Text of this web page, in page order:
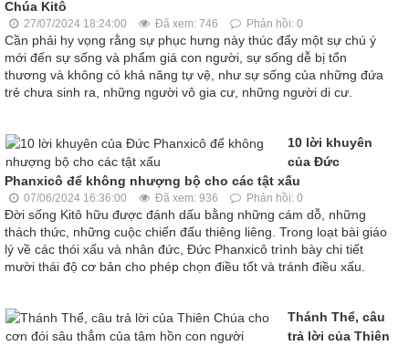
Chúa Kitô
27/07/2024 18:24:00 Đã xem: 746 Phản hồi: 0
Cần phải hy vọng rằng sự phục hưng này thúc đẩy một sự chú ý
mới đến sự sống và phẩm giá con người, sự sống dễ bị tổn
thương và không có khả năng tự vệ, như sự sống của những đứa
trẻ chưa sinh ra, những người vô gia cư, những người di cư.
10 lời khuyên
của Đức
Phanxicô để không nhượng bộ cho các tật xấu
07/06/2024 16:36:00 Đã xem: 936 Phản hồi: 0
Đời sống Kitô hữu được đánh dấu bằng những cám dỗ, những
thách thức, những cuộc chiến đấu thiêng liêng. Trong loạt bài giáo
lý về các thói xấu và nhân đức, Đức Phanxicô trình bày chi tiết
mười thái độ cơ bản cho phép chọn điều tốt và tránh điều xấu.
Thánh Thể, câu
trả lời của Thiên